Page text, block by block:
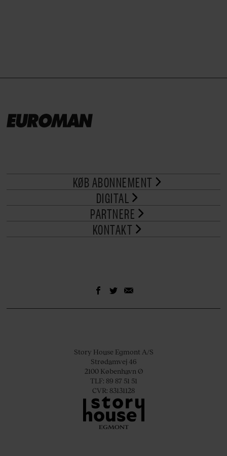
KØB ABONNEMENT
DIGITAL
PARTNERE
KONTAKT
Story House Egmont A/S
Strødamvej 46
2100 København Ø
TLF: 89 87 51 51
CVR: 83131128